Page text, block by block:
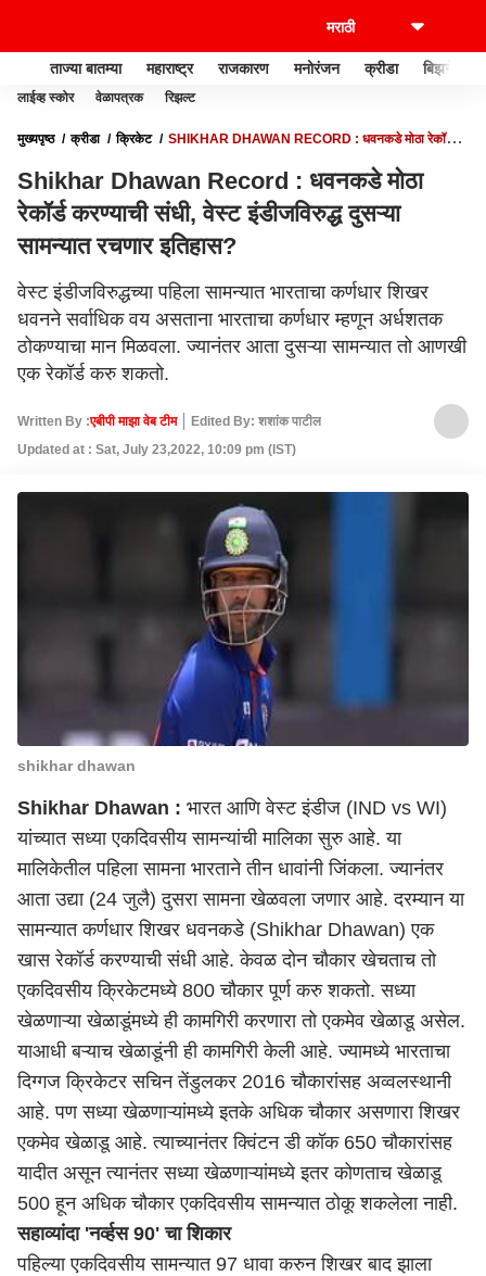
ताज्या बातम्या महाराष्ट्र राजकारण मनोरंजन क्रीडा बिझनेस
लाईव्ह स्कोर वेळापत्रक रिझल्ट
मुख्यपृष्ठ क्रीडा क्रिकेट
SHIKHAR DHAWAN RECORD : धवनकडे मोठा रेकॉर्ड
Shikhar Dhawan Record : धवनकडे मोठा
रेकॉर्ड करण्याची संधी, वेस्ट इंडीजविरुद्ध दुसऱ्या
सामन्यात रचणार इतिहास?
वेस्ट इंडीजविरुद्धच्या पहिला सामन्यात भारताचा कर्णधार शिखर
धवनने सर्वाधिक वय असताना भारताचा कर्णधार म्हणून अर्धशतक
ठोकण्याचा मान मिळवला. ज्यानंतर आता दुसऱ्या सामन्यात तो आणखी
एक रेकॉर्ड करु शकतो.
Written By :एबीपी माझा वेब टीम
Edited By: शशांक पाटील
Updated at : Sat, July 23,2022, 10:09 pm (IST)
shikhar dhawan
Shikhar Dhawan : भारत आणि वेस्ट इंडीज (IND vs WI)
यांच्यात सध्या एकदिवसीय सामन्यांची मालिका सुरु आहे. या
मालिकेतील पहिला सामना भारतानेतीन धावांनी जिंकला. ज्यानंतर
आता उद्या (24 जुलै) दुसरा सामना खेळवला जणार आहे. दरम्यान या
सामन्यात कर्णधार शिखर धवनकडे (Shikhar Dhawan) एक
खास रेकॉर्ड करण्याची संधी आहे. केवळ दोन चौकार खेचताच तो
एकदिवसीय क्रिकेटमध्ये 800 चौकार पूर्ण करु शकतो. सध्या
खेळणाऱ्या खेळाडूंमध्ये ही कामगिरी करणारा तो एकमेव खेळाडू असेल.
याआधी बऱ्याच खेळाडूंनी ही कामगिरी केली आहे. ज्यामध्ये भारताचा
दिग्गज क्रिकेटर सचिन तेंडुलकर 2016 चौकारांसह अव्वलस्थानी
आहे. पण सध्या खेळणाऱ्यांमध्ये इतके अधिक चौकार असणारा शिखर
एकमेव खेळाडू आहे. त्याच्यानंतर क्विंटन डी कॉक 650 चौकारांसह
यादीत असून त्यानंतर सध्या खेळणाऱ्यांमध्ये इतर कोणताच खेळाडू
500 हून अधिक चौकार एकदिवसीय सामन्यात ठोकू शकलेला नाही.
सहाव्यांदा 'नर्व्हस 90' चा शिकार
पहिल्या एकदिवसीय सामन्यात 97 धावा करुन शिखर बाद झाला